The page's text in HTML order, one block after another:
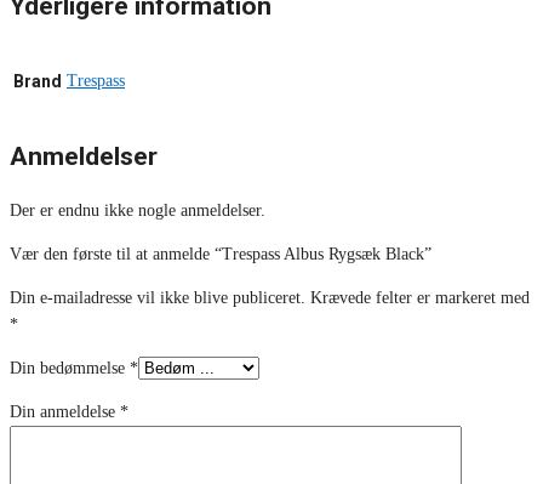
Brand Trespass
Anmeldelser
Der er endnu ikke nogle anmeldelser.
Vær den første til at anmelde “Trespass Albus Rygsæk Black”
Din e-mailadresse vil ikke blive publiceret. Krævede felter er markeret med
*
Din bedømmelse *
Din anmeldelse *